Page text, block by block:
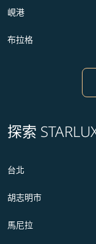
峴港
布拉格
探索
台北
胡志明市
馬尼拉